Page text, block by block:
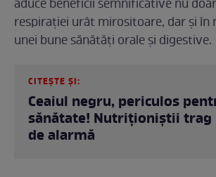
aduce beneficii semnificative nu
respirației urât mirositoare, dar și în
unei bune sănătăți orale și digestive.
CITEȘTE ȘI:
Ceaiul negru, periculos
sănătate! Nutriționiștii trag
de alarmă